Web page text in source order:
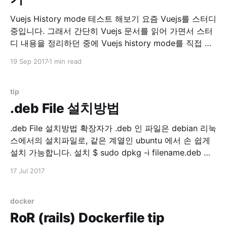
Vuejs History mode 테스트 해보기 요즘 Vuejs를 스터디
중입니다. 그래서 간단히 Vuejs 문서를 읽어 가면서 스터
디 내용을 정리하던 중에 Vuejs history mode를 직접 테
는 필수라고 생각 되었거든요. HTML5 History 모드 ·
해보기 위해서는 서버 설정이 필요한데, 간단한 기본
19 Sep 20171 min read
tip
.deb File 설치방법
.deb File 설치방법 확장자가 .deb 인 파일은 debian 리눅
스에서의 설치파일로, 같은 계열인 ubuntu 에서 손 쉽게
설치 가능합니다. 설치 $ sudo dpkg -i filename.deb 제
17 Jul 2017
docker
RoR (rails) Dockerfile tip